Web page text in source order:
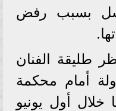
بسبب رفض
طليقة الفنان
أمام محكمة
خلال أول يونيو